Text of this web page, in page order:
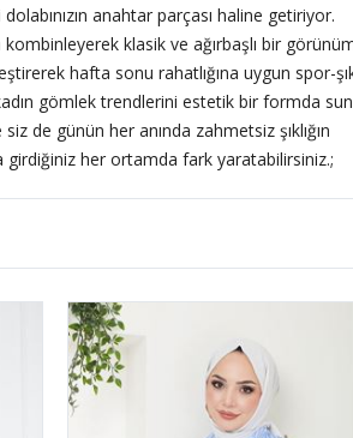
anahtar parçası haline getiriyor.
klasik ve ağırbaşlı bir
hafta sonu rahatlığına uygun spor-
gömlek trendlerini estetik bir formda
de günün her anında zahmetsiz şıklığın
girdiğiniz her ortamda fark yaratabilirsiniz.;